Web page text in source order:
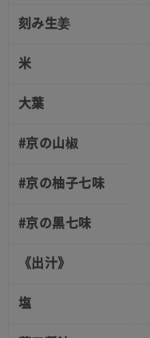
刻み生姜
米
大葉
#京の山椒
#京の柚子七味
#京の黒七味
《出汁》
塩